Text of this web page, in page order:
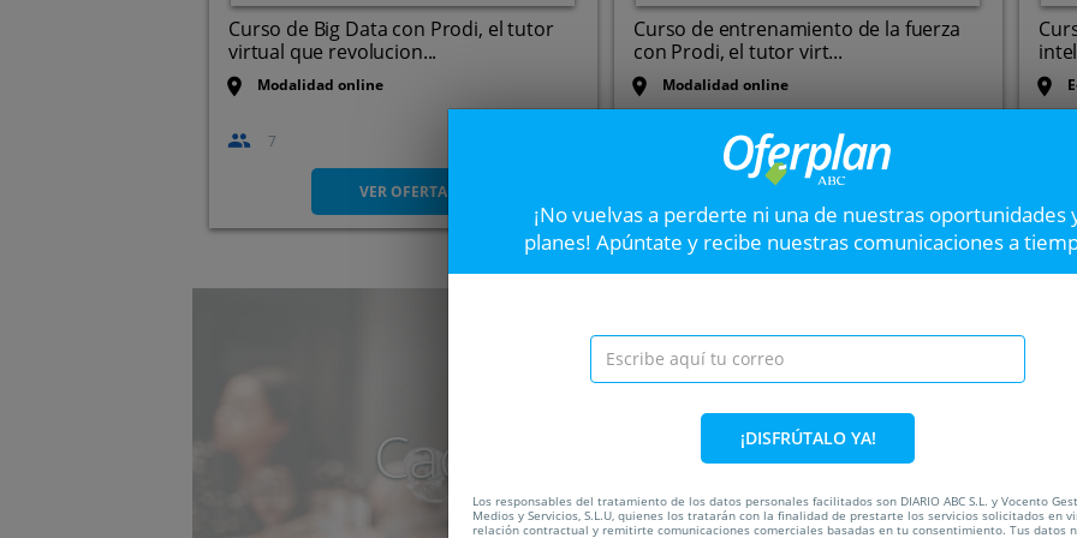
Curso de Big Data con Prodi, el tutor
virtual que revolucion...
Modalidad online
7
VER OFERTA
Curso de entrenamiento de la fuerza
con Prodi, el tutor virt...
Modalidad online
VER OFERTA
Caducada
Curso cata de
Iníciate en la cata de vinos
¡No vuelvas a perderte ni una de nuestras oportunidades
planes! Apúntate y recibe nuestras comunicaciones a
¡DISFRÚTALO YA!
Los responsables del tratamiento de los datos personales facilitados son DIARIO ABC S.L. y Vocento
Medios y Servicios, S.L.U, quienes los tratarán con la finalidad de prestarte los servicios solicitados en
relación contractual y remitirte comunicaciones comerciales basadas en tu consentimiento. Tus datos